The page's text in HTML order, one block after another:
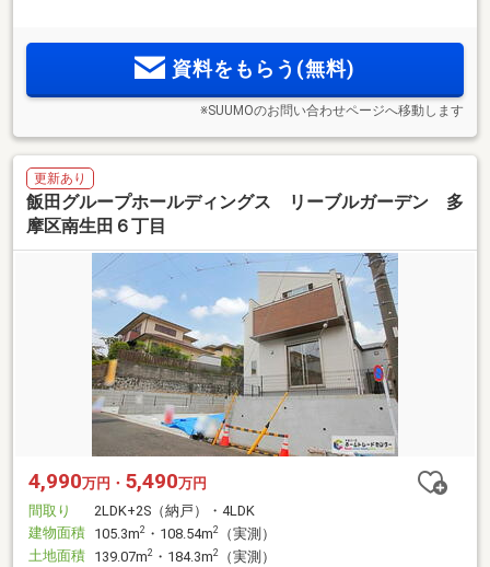
資料をもらう(無料)
※SUUMOのお問い合わせページへ移動します
更新あり
飯田グループホールディングス リーブルガーデン 多
摩区南生田６丁目
4,990万円・ 5,490万円
間取り
2LDK+2S（納戸）・4LDK
建物面積 105.3m2 ・108.54m2
（実測）
土地面積 139.07m2 ・184.3m2
（実測）